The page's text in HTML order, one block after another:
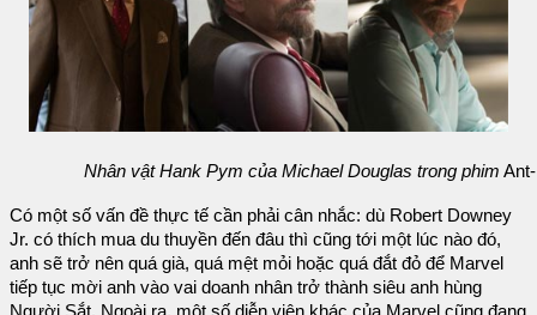
Nhân vật Hank Pym của Michael Douglas trong phim
Có một số vấn đề thực tế cần phải cân nhắc: dù Robert Downey
Jr. có thích mua du thuyền đến đâu thì cũng tới một lúc nào đó,
anh sẽ trở nên quá già, quá mệt mỏi hoặc quá đắt đỏ để Marvel
tiếp tục mời anh vào vai doanh nhân trở thành siêu anh hùng